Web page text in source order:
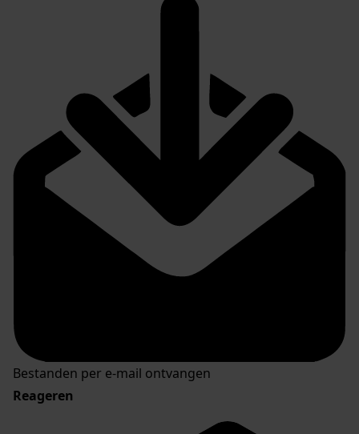
Bestanden per e-mail ontvangen
Reageren